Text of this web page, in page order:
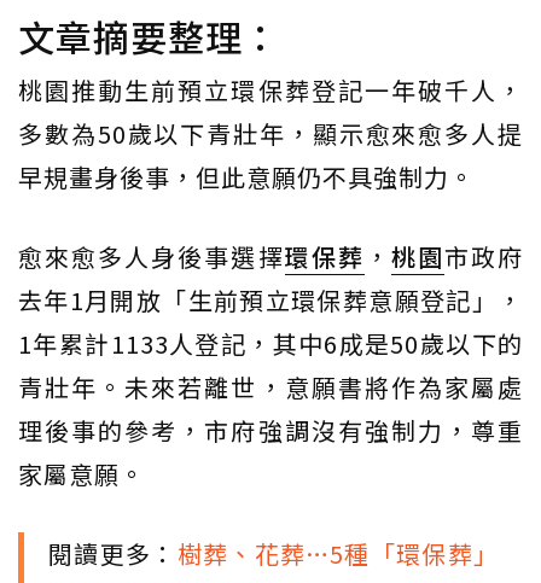
文章摘要整理：
桃園推動生前預立環保葬登記一年破千人，
多數為50歲以下青壯年，顯示愈來愈多人提
早規畫身後事，但此意願仍不具強制力。
愈來愈多人身後事選擇環保葬 ， 桃園市政府
去年1月開放「生前預立環保葬意願登記」，
1年累計1133人登記，其中6成是50歲以下的
青壯年。未來若離世，意願書將作為家屬處
理後事的參考，市府強調沒有強制力，尊重
家屬意願。
閱讀更多： 樹葬、花葬…5種「環保葬」